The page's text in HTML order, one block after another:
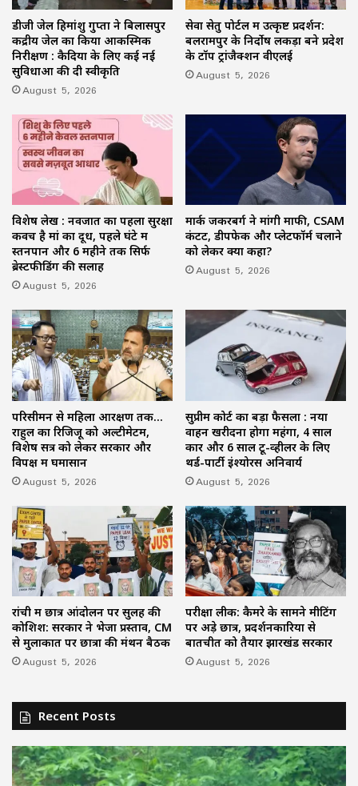
डीजी जेल हिमांशु गुप्ता ने बिलासपुर
केंद्रीय जेल का किया आकस्मिक
निरीक्षण : कैदियों के लिए कई नई
सुविधाओं की दी स्वीकृति
August 5, 2026
सेवा सेतु पोर्टल में उत्कृष्ट प्रदर्शन:
बलरामपुर के निर्दोष लकड़ा बने प्रदेश
के टॉप ट्रांजैक्शन वीएलई
August 5, 2026
विशेष लेख : नवजात का पहला सुरक्षा
कवच है मां का दूध, पहले घंटे में
स्तनपान और 6 महीने तक सिर्फ
ब्रेस्टफीडिंग की सलाह
August 5, 2026
मार्क जकरबर्ग ने मांगी माफी, CSAM
कंटेंट, डीपफेक और प्लेटफॉर्म चलाने
को लेकर क्या कहा?
August 5, 2026
परिसीमन से महिला आरक्षण तक…
राहुल का रिजिजू को अल्टीमेटम,
विशेष सत्र को लेकर सरकार और
विपक्ष में घमासान
August 5, 2026
सुप्रीम कोर्ट का बड़ा फैसला : नया
वाहन खरीदना होगा महंगा, 4 साल
कार और 6 साल टू-व्हीलर के लिए
थर्ड-पार्टी इंश्योरेंस अनिवार्य
August 5, 2026
रांची में छात्र आंदोलन पर सुलह की
कोशिश: सरकार ने भेजा प्रस्ताव, CM
से मुलाकात पर छात्रों की मंथन बैठक
August 5, 2026
परीक्षा लीक: कैमरे के सामने मीटिंग
पर अड़े छात्र, प्रदर्शनकारियों से
बातचीत को तैयार झारखंड सरकार
August 5, 2026
Recent Posts